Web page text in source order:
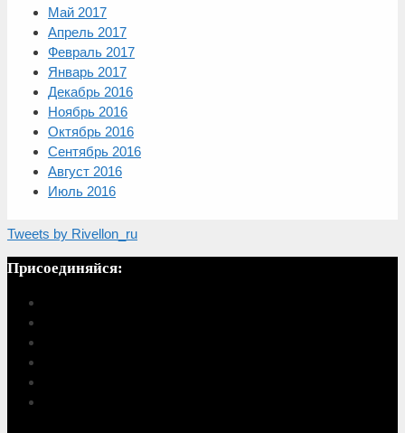
Май 2017
Апрель 2017
Февраль 2017
Январь 2017
Декабрь 2016
Ноябрь 2016
Октябрь 2016
Сентябрь 2016
Август 2016
Июль 2016
Tweets by Rivellon_ru
Присоединяйся: